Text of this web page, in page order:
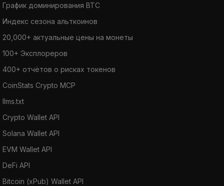
График доминирования BTC
Индекс сезона альткоинов
20,000+ актуальные цены на монеты
100+ Эксплореров
400+ отчётов о рисках токенов
CoinStats Crypto MCP
llms.txt
Crypto Wallet API
Solana Wallet API
EVM Wallet API
DeFi API
Bitcoin (xPub) Wallet API